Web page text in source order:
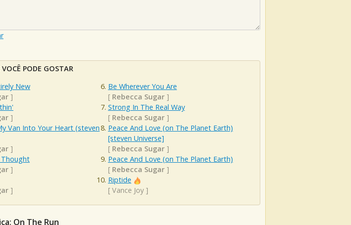
PODE GOSTAR
New
]
]
Van Into Your Heart (steven
]
Thought
]
]
Be Wherever You Are
[ Rebecca Sugar]
Strong In The Real Way
[ Rebecca Sugar]
Peace And Love (on The Planet Earth)
[steven Universe]
[ Rebecca Sugar]
Peace And Love (on The Planet Earth)
[ Rebecca Sugar]
Riptide
[ Vance Joy]
On The Run